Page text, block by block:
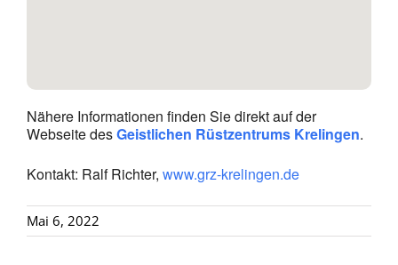
Nähere Informationen finden Sie direkt auf der
Webseite desGeistlichen Rüstzentrums Krelingen.
Kontakt: Ralf Richter, www.grz-krelingen.de
Mai 6, 2022